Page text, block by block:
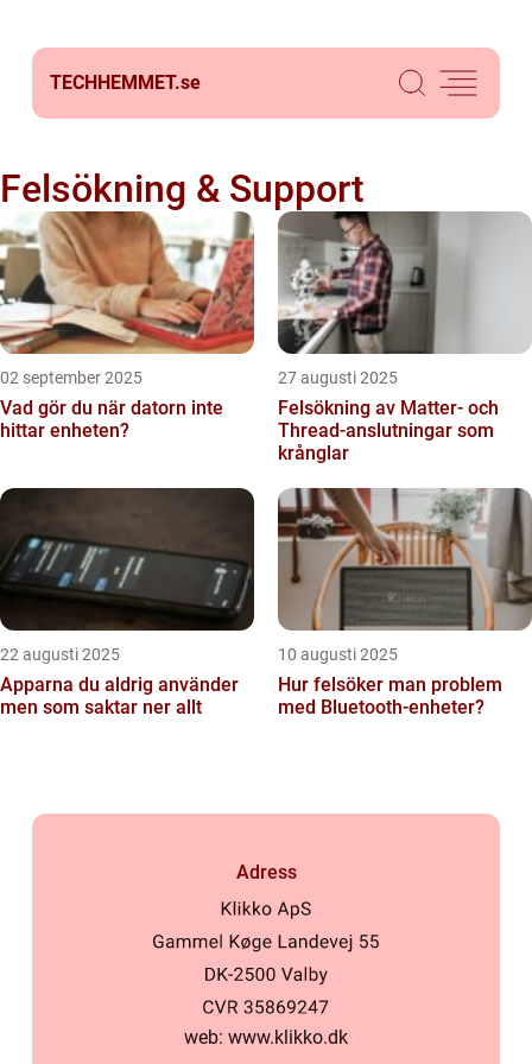
TECHHEMMET.se
Felsökning & Support
02 september 2025
Vad gör du när datorn inte
hittar enheten?
27 augusti 2025
Felsökning av Matter‑ och
Thread‑anslutningar som
krånglar
22 augusti 2025
Apparna du aldrig använder
men som saktar ner allt
10 augusti 2025
Hur felsöker man problem
med Bluetooth-enheter?
Adress
web: www.klikko.dk